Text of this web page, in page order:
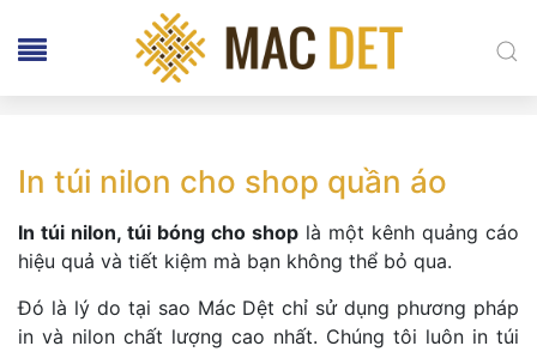
In túi nilon cho shop quần áo
In túi nilon, túi bóng cho shop là một kênh quảng cáo
hiệu quả và tiết kiệm mà bạn không thể bỏ qua.
Đó là lý do tại sao Mác Dệt chỉ sử dụng phương pháp
in và nilon chất lượng cao nhất. Chúng tôi luôn in túi